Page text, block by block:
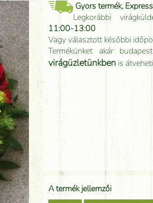
Gyors termék,
Legkorábbi
11:00-13:00
Vagy választott későbbi
Termékünket akár
virágüzletünkben is
A termék jellemzői